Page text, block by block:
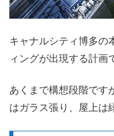
キャナルシティ博多の
ィングが出現する計画
あくまで構想段階です
はガラス張り、屋上は